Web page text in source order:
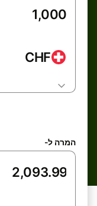
CHF
המרה ל-